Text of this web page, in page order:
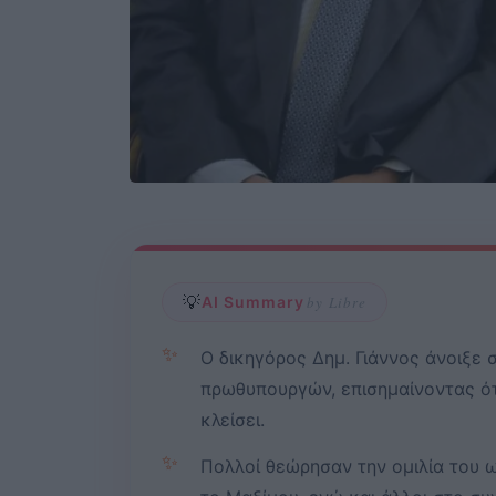
💡AI Summary by Libre
✨
Ο δικηγόρος Δημ. Γιάννος
πρωθυπουργών, επισημαίνοντας
κλείσει.
✨
Πολλοί θεώρησαν την ομιλία